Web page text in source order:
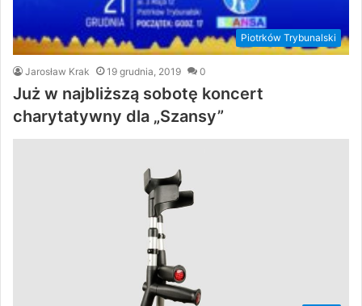
Piotrków Trybunalski
Jarosław Krak 19 grudnia, 2019 0
Już w najbliższą sobotę koncert
charytatywny dla „Szansy”